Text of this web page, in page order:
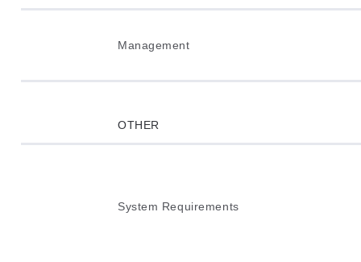
Management
OTHER
System Requirements